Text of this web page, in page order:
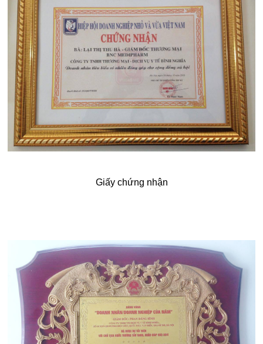
Giấy chứng nhận